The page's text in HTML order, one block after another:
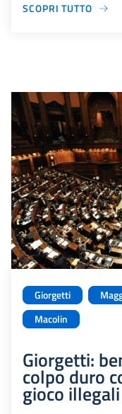
SCOPRI TUTTO
Giorgetti
Macolin
Giorgetti:
colpo duro
gioco illegali